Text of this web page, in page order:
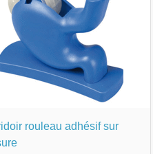
rouleau adhésif sur